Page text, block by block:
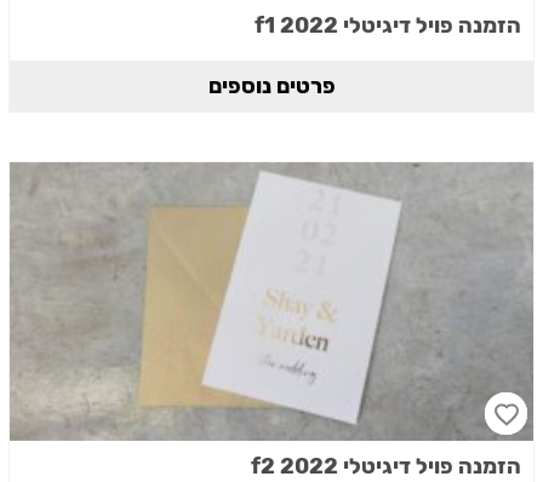
הזמנה פויל דיגיטלי 2022 f1
פרטים נוספים
הזמנה פויל דיגיטלי 2022 f2